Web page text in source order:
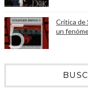
Crítica de
un